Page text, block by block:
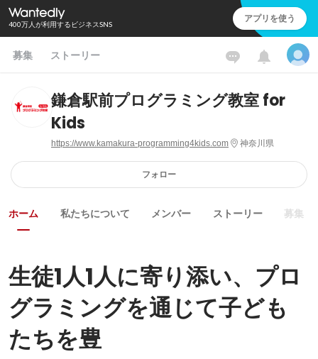
400万人が利用するビジネスSNS アプリを使う
募集 ストーリー
鎌倉駅前プログラミング教室 for
Kids
https://www.kamakura-programming4kids.com 神奈川県
フォロー
ホーム 私たちについて メンバー ストーリー 募集
生徒1人1人に寄り添い、プロ
グラミングを通じて子ども
たちを豊